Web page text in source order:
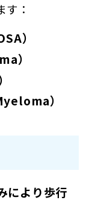
：
）
）
）
により歩行